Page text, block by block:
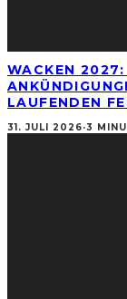
WACKEN
LAUFENDEN
31. JULI 2026·3